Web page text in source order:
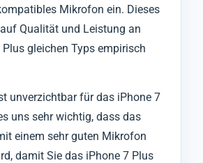
Mikrofon ein. Dieses
Qualität und Leistung an
gleichen Typs empirisch
unverzichtbar für das iPhone 7
uns sehr wichtig, dass das
einem sehr guten Mikrofon
damit Sie das iPhone 7 Plus